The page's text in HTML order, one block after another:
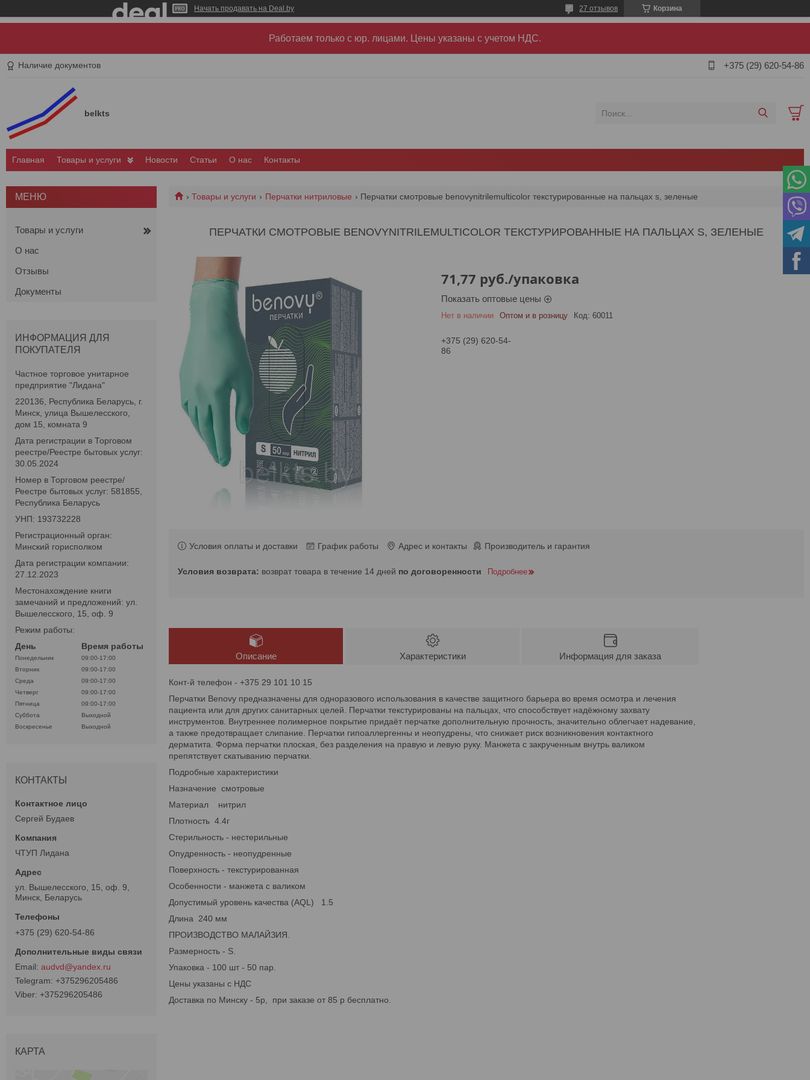
Начать продавать на Deal.by Корзина
27 отзывов
Работаем только с юр. лицами. Цены указаны c учетом НДС.
Наличие документов +375 (29) 620-54-86
belkts
Главная Товары и услуги Новости Статьи О нас Контакты
Товары и услуги Перчатки нитриловые Перчатки смотровые benovynitrilemulticolor текстурированные на пальцах s, зеленые
ПЕРЧАТКИ СМОТРОВЫЕ BENOVYNITRILEMULTICOLOR ТЕКСТУРИРОВАННЫЕ НА ПАЛЬЦАХ S, ЗЕЛЕНЫЕ
71,77 руб./упаковка
Показать оптовые цены
Нет в наличии Оптом и в розницу Код: 60011
+375 (29) 620-54-
86
Условия оплаты и доставки График работы Адрес и контакты Производитель и гарантия
возврат товара в течение 14 дней по договоренности Подробнее
Описание Характеристики Информация для заказа
Конт-й телефон - +375 29 101 10 15
Перчатки Benovy предназначены для одноразового использования в качестве защитного барьера во время осмотра и лечения
пациента или для других санитарных целей. Перчатки текстурированы на пальцах, что способствует надёжному захвату
инструментов. Внутреннее полимерное покрытие придаёт перчатке дополнительную прочность, значительно облегчает надевание,
а также предотвращает слипание. Перчатки гипоаллергенны и неопудрены, что снижает риск возникновения контактного
дерматита. Форма перчатки плоская, без разделения на правую и левую руку. Манжета с закрученным внутрь валиком
препятствует скатыванию перчатки.
Подробные характеристики
Назначение смотровые
Материал нитрил
Плотность 4.4г
Стерильность - нестерильные
Опудренность - неопудренные
Поверхность - текстурированная
Особенности - манжета с валиком
Допустимый уровень качества (AQL) 1.5
Длина 240 мм
ПРОИЗВОДСТВО МАЛАЙЗИЯ.
Размерность - S.
Упаковка - 100 шт - 50 пар.
Цены указаны с НДС
Доставка по Минску - 5р, при заказе от 85 р бесплатно.
Товары и услуги
О нас
Отзывы
Документы
ИНФОРМАЦИЯ ДЛЯ
ПОКУПАТЕЛЯ
Частное торговое унитарное
предприятие "Лидана"
220136, Республика Беларусь, г.
Минск, улица Вышелесского,
дом 15, комната 9
Дата регистрации в Торговом
реестре/Реестре бытовых услуг:
30.05.2024
Номер в Торговом реестре/
Реестре бытовых услуг: 581855,
Республика Беларусь
УНП: 193732228
Регистрационный орган:
Минский горисполком
Дата регистрации компании:
27.12.2023
Местонахождение книги
замечаний и предложений: ул.
Вышелесского, 15, оф. 9
Режим работы:
День
Время работы
Понедельник
09:00-17:00
Вторник
09:00-17:00
Среда
09:00-17:00
Четверг
09:00-17:00
Пятница
09:00-17:00
Суббота
Выходной
Воскресенье
Выходной
КОНТАКТЫ
Сергей Будаев
ЧТУП Лидана
ул. Вышелесского, 15, оф. 9,
Минск, Беларусь
+375 (29) 620-54-86
audvd@yandex.ru
+375296205486
+375296205486
КАРТА